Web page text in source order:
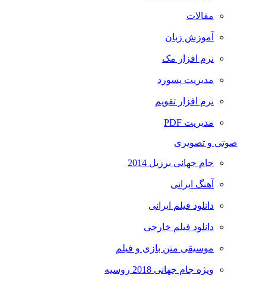
مقالات
آموزش زبان
نرم افزار مک
مدیریت پسورد
نرم افزار تقویم
مدیریت PDF
صوتی و تصویری
جام جهانی برزیل 2014
آهنگ ایرانی
دانلود فیلم ایرانی
دانلود فیلم خارجی
موسیقی متن بازی و فیلم
ویژه جام جهانی 2018 روسیه